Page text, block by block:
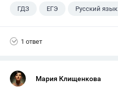
ГДЗ ЕГЭ Русский язык
1 ответ
Мария Клищенкова